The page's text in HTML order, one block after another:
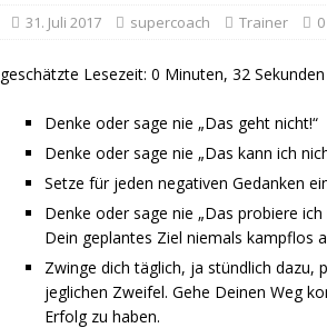
31. Juli 2017 supercoach Trainer 0
geschätzte Lesezeit: 0 Minuten, 32 Sekunden
Denke oder sage nie „Das geht nicht!“
Denke oder sage nie „Das kann ich
Setze für jeden negativen Gedanken
Denke oder sage nie „Das probiere
Dein geplantes Ziel niemals kampflos
Zwinge dich täglich, ja stündlich dazu,
jeglichen Zweifel. Gehe Deinen Weg
Erfolg zu haben.